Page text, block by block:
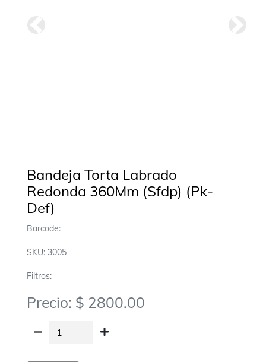
Bandeja Torta Labrado
Redonda 360Mm (Sfdp) (Pk-
Def)
Barcode:
SKU: 3005
Filtros:
Precio: $ 2800.00